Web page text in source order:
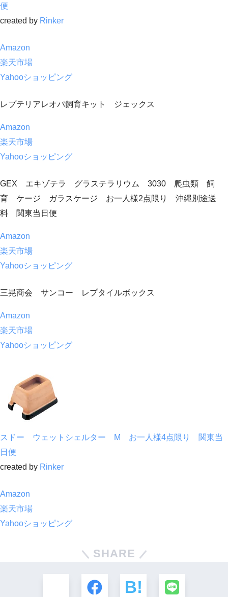
便
created by Rinker
Amazon
楽天市場
Yahooショッピング
レプテリアレオパ飼育キット ジェックス
Amazon
楽天市場
Yahooショッピング
GEX エキゾテラ グラステラリウム 3030 爬虫類 飼
育 ケージ ガラスケージ お一人様2点限り 沖縄別途送
料 関東当日便
Amazon
楽天市場
Yahooショッピング
三晃商会 サンコー レプタイルボックス
Amazon
楽天市場
Yahooショッピング
スドー ウェットシェルター M お一人様4点限り 関東当
日便
created by Rinker
Amazon
楽天市場
Yahooショッピング
SHARE